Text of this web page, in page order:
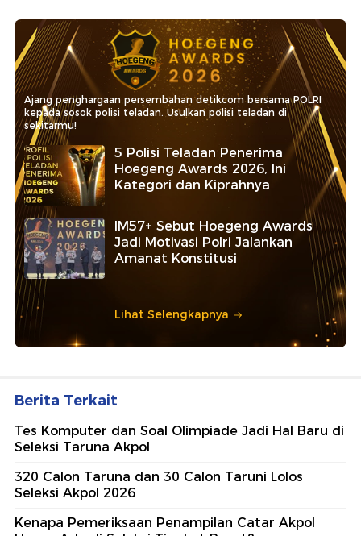
Ajang penghargaan persembahan detikcom bersama POLRI
kepada sosok polisi teladan. Usulkan polisi teladan di
sekitarmu!
5 Polisi Teladan Penerima
Hoegeng Awards 2026, Ini
Kategori dan Kiprahnya
IM57+ Sebut Hoegeng Awards
Jadi Motivasi Polri Jalankan
Amanat Konstitusi
Lihat Selengkapnya
Berita Terkait
Tes Komputer dan Soal Olimpiade Jadi Hal Baru di
Seleksi Taruna Akpol
320 Calon Taruna dan 30 Calon Taruni Lolos
Seleksi Akpol 2026
Kenapa Pemeriksaan Penampilan Catar Akpol